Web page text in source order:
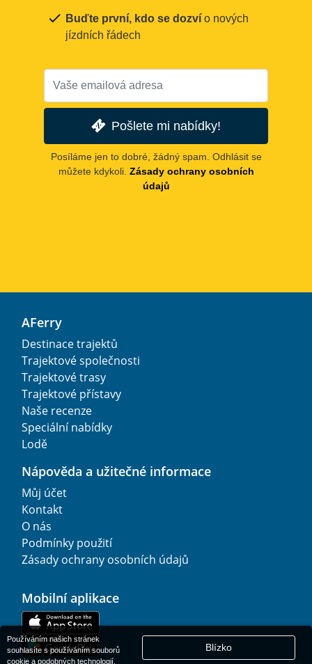
Buďte první, kdo se dozví o nových
jízdních řádech
Pošlete mi nabídky!
Posíláme jen to dobré, žádný spam. Odhlásit se
můžete kdykoli. Zásady ochrany osobních
údajů
AFerry
Destinace trajektů
Trajektové společnosti
Trajektové trasy
Trajektové přístavy
Naše recenze
Speciální nabídky
Lodě
Nápověda a užitečné informace
Můj účet
Kontakt
O nás
Podmínky použití
Zásady ochrany osobních údajů
Mobilní aplikace
Používáním našich stránek
souhlasíte s používáním souborů
cookie a podobných technologií.
Blízko